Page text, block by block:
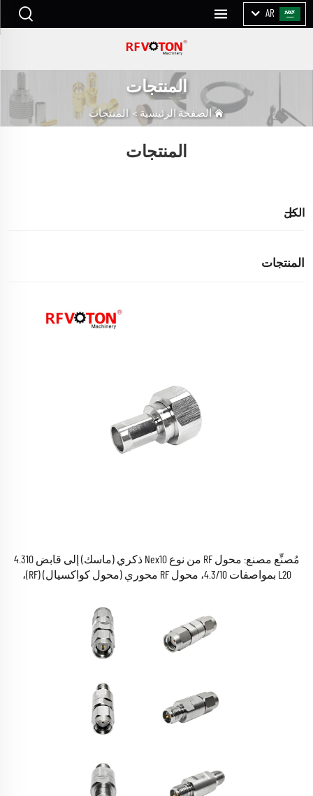
AR
المنتجات
الصفحة الرئيسية > المنتجات
المنتجات
الكل
المنتجات
مُصنِّع مصنع: محول RF من نوع Nex10 ذكري (ماسك) إلى قابض 4.310
L20 بمواصفات 4.3/10، محول RF محوري (محول كواكسيال) (RF)،